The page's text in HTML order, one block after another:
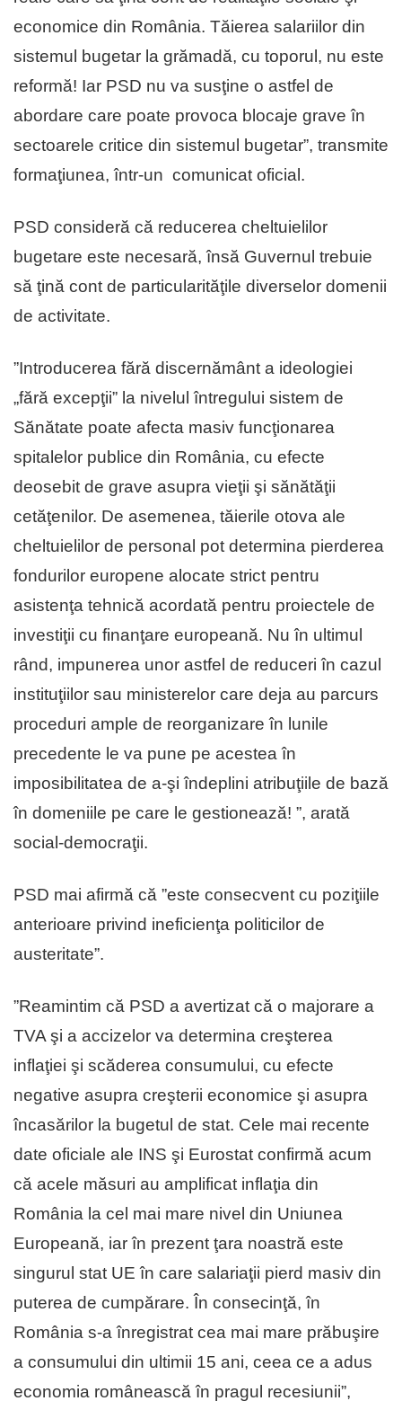
economice din România. Tăierea salariilor din
sistemul bugetar la grămadă, cu toporul, nu este
reformă! Iar PSD nu va susţine o astfel de
abordare care poate provoca blocaje grave în
sectoarele critice din sistemul bugetar”, transmite
formaţiunea, într-un comunicat oficial.
PSD consideră că reducerea cheltuielilor
bugetare este necesară, însă Guvernul trebuie
să ţină cont de particularităţile diverselor domenii
de activitate.
”Introducerea fără discernământ a ideologiei
„fără excepţii” la nivelul întregului sistem de
Sănătate poate afecta masiv funcţionarea
spitalelor publice din România, cu efecte
deosebit de grave asupra vieţii şi sănătăţii
cetăţenilor. De asemenea, tăierile otova ale
cheltuielilor de personal pot determina pierderea
fondurilor europene alocate strict pentru
asistenţa tehnică acordată pentru proiectele de
investiţii cu finanţare europeană. Nu în ultimul
rând, impunerea unor astfel de reduceri în cazul
instituţiilor sau ministerelor care deja au parcurs
proceduri ample de reorganizare în lunile
precedente le va pune pe acestea în
imposibilitatea de a-şi îndeplini atribuţiile de bază
în domeniile pe care le gestionează! ”, arată
social-democraţii.
PSD mai afirmă că ”este consecvent cu poziţiile
anterioare privind ineficienţa politicilor de
austeritate”.
”Reamintim că PSD a avertizat că o majorare a
TVA şi a accizelor va determina creşterea
inflaţiei şi scăderea consumului, cu efecte
negative asupra creşterii economice şi asupra
încasărilor la bugetul de stat. Cele mai recente
date oficiale ale INS şi Eurostat confirmă acum
că acele măsuri au amplificat inflaţia din
România la cel mai mare nivel din Uniunea
Europeană, iar în prezent ţara noastră este
singurul stat UE în care salariaţii pierd masiv din
puterea de cumpărare. În consecinţă, în
România s-a înregistrat cea mai mare prăbuşire
a consumului din ultimii 15 ani, ceea ce a adus
economia românească în pragul recesiunii”,